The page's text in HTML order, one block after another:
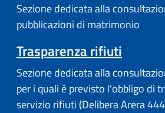
Sezione dedicata alla
pubblicazioni di matrimonio
Trasparenza rifiuti
Sezione dedicata alla
per i quali è previsto l'obbligo di
servizio rifiuti (Delibera Arera